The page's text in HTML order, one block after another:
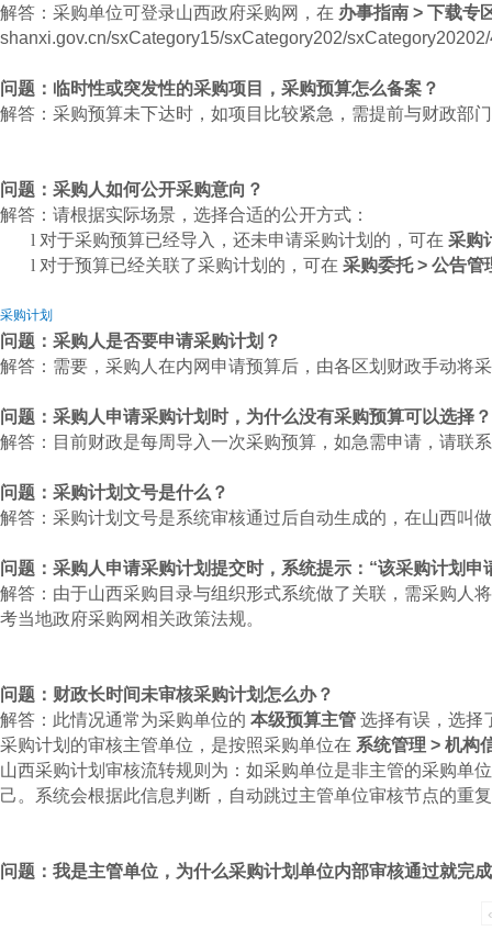
解答：采购单位可登录山西政府采购网，在 办事指南 > 下载专
shanxi.gov.cn/sxCategory15/sxCategory202/
问题：临时性或突发性的采购项目，采购预算怎么备案？
解答：采购预算未下达时，如项目比较紧急，需提前与财政部
问题：采购人如何公开采购意向？
解答：请根据实际场景，选择合适的公开方式：
l 对于采购预算已经导入，还未申请采购计划的，可在 采购
l 对于预算已经关联了采购计划的，可在 采购委托 > 公告管
采购计划
问题：采购人是否要申请采购计划？
解答：需要，采购人在内网申请预算后，由各区划财政手动将
问题：采购人申请采购计划时，为什么没有采购预算可以选择？
解答：目前财政是每周导入一次采购预算，如急需申请，请联
问题：采购计划文号是什么？
解答：采购计划文号是系统审核通过后自动生成的， 在山西叫
问题：采购人申请采购计划提交时，系统提示：“该采购计划
解答：由于山西采购目录与组织形式系统做了关联，需采购人
考当地政府采购网相关政策法规。
问题：财政长时间未审核采购计划怎么办？
解答：此情况通常为采购单位的 本级预算主管 选择有误，选择
采购计划的审核主管单位，是按照采购单位在 系统管理 > 机构
山西采购计划审核流转规则为：如采购单位是非主管的采购单
己。系统会根据此信息判断，自动跳过主管单位审核节点的重
问题：我是主管单位，为什么采购计划单位内部审核通过就完